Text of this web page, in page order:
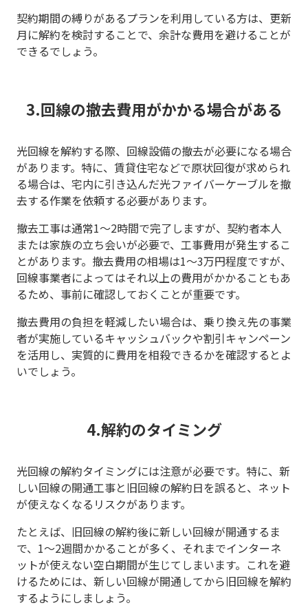
契約期間の縛りがあるプランを利用している方は、更新
月に解約を検討することで、余計な費用を避けることが
できるでしょう。
3.回線の撤去費用がかかる場合がある
光回線を解約する際、回線設備の撤去が必要になる場合
があります。特に、賃貸住宅などで原状回復が求められ
る場合は、宅内に引き込んだ光ファイバーケーブルを撤
去する作業を依頼する必要があります。
撤去工事は通常1～2時間で完了しますが、契約者本人
または家族の立ち会いが必要で、工事費用が発生するこ
とがあります。撤去費用の相場は1～3万円程度ですが、
回線事業者によってはそれ以上の費用がかかることもあ
るため、事前に確認しておくことが重要です。
撤去費用の負担を軽減したい場合は、乗り換え先の事業
者が実施しているキャッシュバックや割引キャンペーン
を活用し、実質的に費用を相殺できるかを確認するとよ
いでしょう。
4.解約のタイミング
光回線の解約タイミングには注意が必要です。特に、新
しい回線の開通工事と旧回線の解約日を誤ると、ネット
が使えなくなるリスクがあります。
たとえば、旧回線の解約後に新しい回線が開通するま
で、1〜2週間かかることが多く、それまでインターネ
ットが使えない空白期間が生じてしまいます。これを避
けるためには、新しい回線が開通してから旧回線を解約
するようにしましょう。